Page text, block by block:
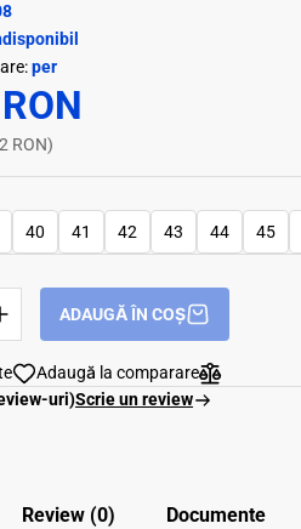
per
RON)
40 41 42 43 44 45
ADAUGĂ ÎN COȘ
Adaugă la comparare
uri)Scrie un review
Review (0) Documente